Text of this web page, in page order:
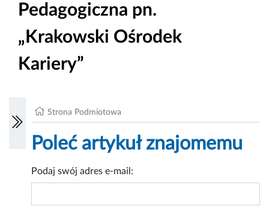
Pedagogiczna pn.
„Krakowski Ośrodek
Kariery”
Strona Podmiotowa
Poleć artykuł znajomemu
Podaj swój adres e-mail: